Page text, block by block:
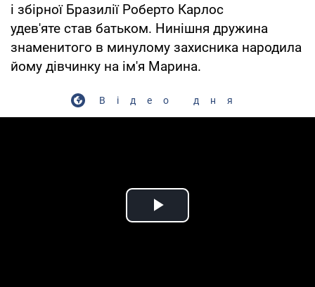
і збірної Бразилії Роберто Карлос
удев'яте став батьком. Нинішня дружина
знаменитого в минулому захисника народила
йому дівчинку на ім'я Марина.
Відео дня
Play Video